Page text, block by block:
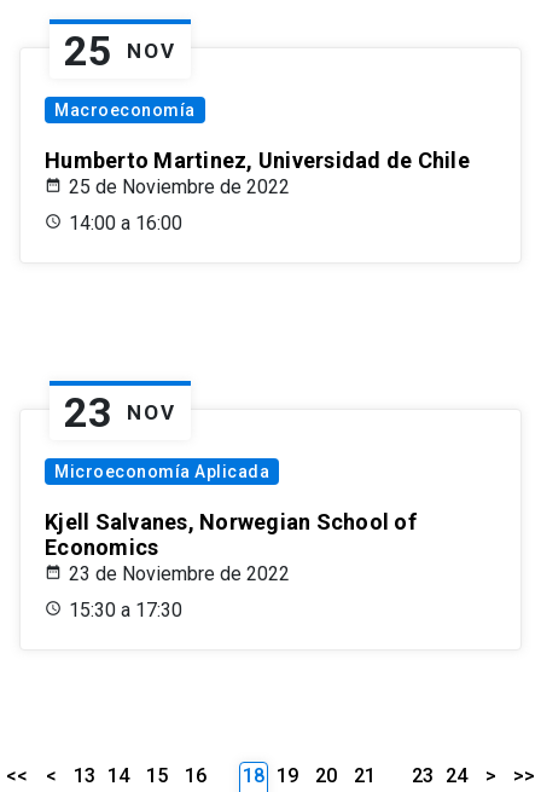
25 NOV
Macroeconomía
Humberto Martinez, Universidad de Chile
25 de Noviembre de 2022
14:00 a 16:00
23 NOV
Microeconomía Aplicada
Kjell Salvanes, Norwegian School of
Economics
23 de Noviembre de 2022
15:30 a 17:30
<< < 13 14 15
16
18 19 20
21
23 24 > >>